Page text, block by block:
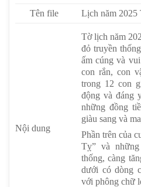
Tên file
Lịch năm
Nội dung
Tờ lịch năm
đỏ truyền
ấm cúng và
con rắn, con
trong 12 con
động và đáng
những đồng
giàu sang và
Phần trên của
Tỵ” và
thống, càng
dưới có dòng
với phông chữ